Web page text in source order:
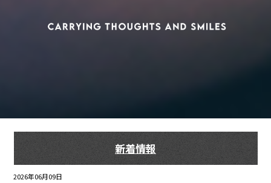
新着情報
2026年06月09日